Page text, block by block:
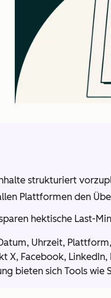
strukturiert
Plattformen den
hektische Last-
Uhrzeit,
X, Facebook,
bieten sich Tools